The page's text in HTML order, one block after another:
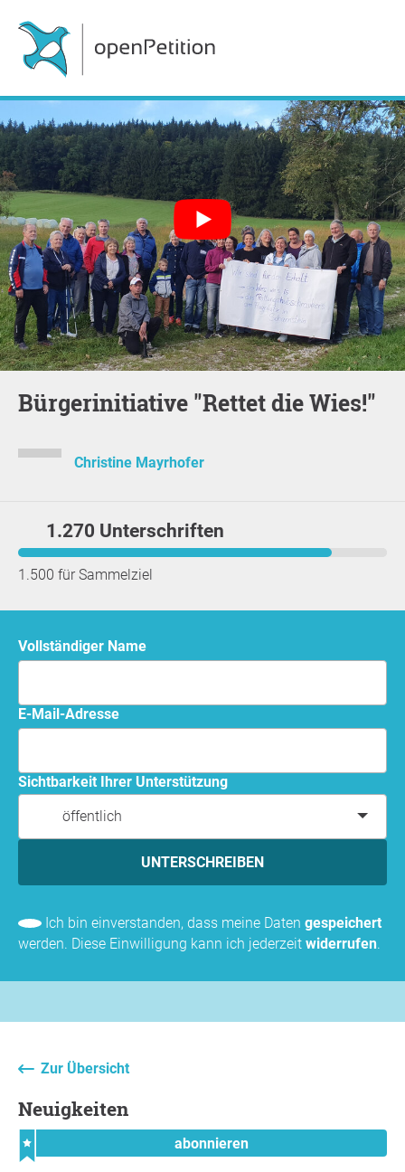
Bürgerinitiative "Rettet die Wies!"
Christine Mayrhofer
1.270 Unterschriften
1.500 für Sammelziel
Vollständiger Name
E-Mail-Adresse
Sichtbarkeit Ihrer Unterstützung
öffentlich
UNTERSCHREIBEN
Ich bin einverstanden, dass meine Daten gespeichert
werden. Diese Einwilligung kann ich jederzeit widerrufen.
Zur Übersicht
Neuigkeiten
abonnieren